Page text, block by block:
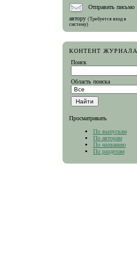
Отправить письмо
автору (Требуется вход в
систему)
КОНТЕНТ ЖУРНАЛА
Поиск
Область поиска
Просматривать
По выпускам
По авторам
По названию
По разделам